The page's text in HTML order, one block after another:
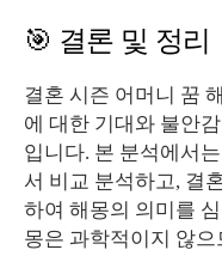
🎯 결론 및 정리
결혼 시즌 어머니 꿈
에 대한 기대와 불안
입니다. 본 분석에서
서 비교 분석하고, 결
하여 해몽의 의미를
몽은 과학적이지 않